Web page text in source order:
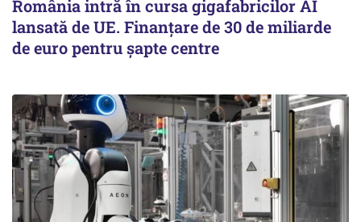
România intră în cursa gigafabricilor AI
lansată de UE. Finanțare de 30 de miliarde
de euro pentru șapte centre